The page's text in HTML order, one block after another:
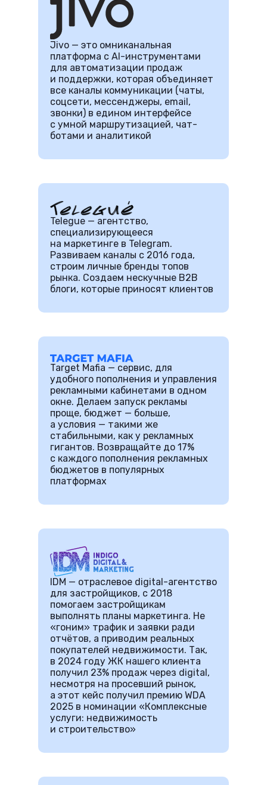
Jivo — это омниканальная
платформа с AI-инструментами
для автоматизации продаж
и поддержки, которая объединяет
все каналы коммуникации (чаты,
соцсети, мессенджеры, email,
звонки) в едином интерфейсе
с умной маршрутизацией, чат-
ботами и аналитикой
Target Mafia — сервис, для
удобного пополнения и управления
рекламными кабинетами в одном
окне. Делаем запуск рекламы
проще, бюджет — больше,
а условия — такими же
стабильными, как у рекламных
гигантов. Возвращайте до 17%
с каждого пополнения рекламных
бюджетов в популярных
платформах
Telegue — агентство,
специализирующееся
на маркетинге в Telegram.
Развиваем каналы с 2016 года,
строим личные бренды топов
рынка. Создаем нескучные B2B
блоги, которые приносят клиентов
IDM — отраслевое digital-агентство
для застройщиков, с 2018
помогаем застройщикам
выполнять планы маркетинга. Не
«гоним» трафик и заявки ради
отчётов, а приводим реальных
покупателей недвижимости. Так,
в 2024 году ЖК нашего клиента
получил 23% продаж через digital,
несмотря на просевший рынок,
а этот кейс получил премию WDA
2025 в номинации «Комплексные
услуги: недвижимость
и строительство»